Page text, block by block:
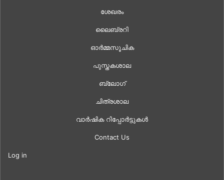
ശേഖരം
ലൈബ്രറി
ഓർമ്മസൂചിക
പുസ്തകശാല
ബ്ലോഗ്
ചിത്രശാല
വാർഷിക റിപ്പോർട്ടുകൾ
Contact Us
Log in